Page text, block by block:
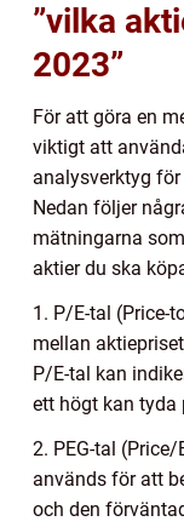
”vilka
2023”
För att göra en
viktigt att
analysverktyg
Nedan följer
mätningarna
aktier du ska
1. P/E-tal (Price-
mellan
P/E-tal kan
ett högt kan tyda
2. PEG-tal
används för att
och den